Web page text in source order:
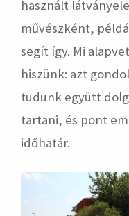
használt
művészként,
segít így. Mi
hiszünk: azt
tudunk együtt
tartani, és pont
időhatár.